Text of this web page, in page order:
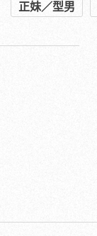
正妹／型男